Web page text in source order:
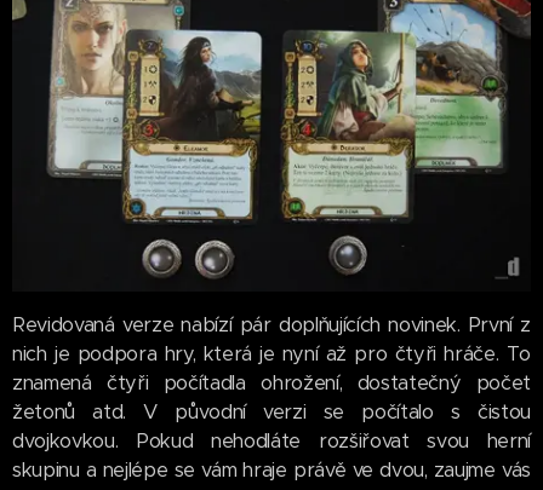
Revidovaná verze nabízí pár doplňujících novinek. První z
nich je podpora hry, která je nyní až pro čtyři hráče. To
znamená čtyři počítadla ohrožení, dostatečný počet
žetonů atd. V původní verzi se počítalo s čistou
dvojkovkou. Pokud nehodláte rozšiřovat svou herní
skupinu a nejlépe se vám hraje právě ve dvou, zaujme vás